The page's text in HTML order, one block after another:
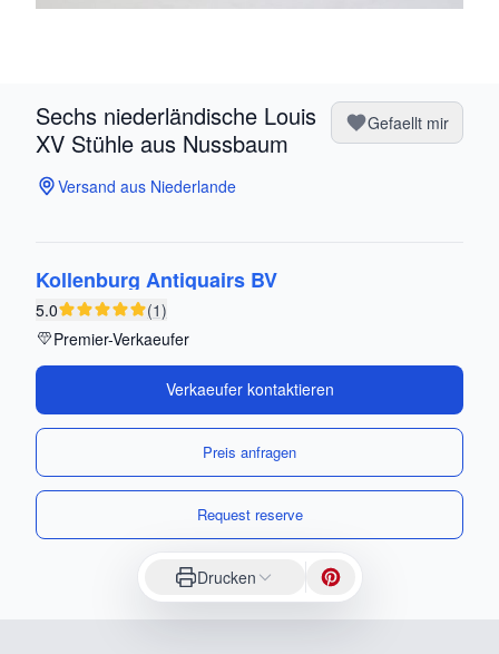
Sechs niederländische Louis
XV Stühle aus Nussbaum
Gefaellt mir
Versand aus Niederlande
Kollenburg Antiquairs BV
5.0
(1)
Premier-Verkaeufer
Verkaeufer kontaktieren
Preis anfragen
Request reserve
Drucken